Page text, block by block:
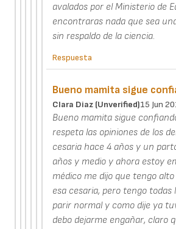
avalados por el Ministerio de
encontraras nada que sea
sin respaldo de la ciencia.
Respuesta
Bueno mamita sigue
Clara Diaz (unverified)15 Jun
Bueno mamita sigue
respeta las opiniones de los
cesaria hace 4 años y un
años y medio y ahora estoy
médico me dijo que tengo
esa cesaria, pero tengo todas
parir normal y como dije ya
debo dejarme engañar, claro